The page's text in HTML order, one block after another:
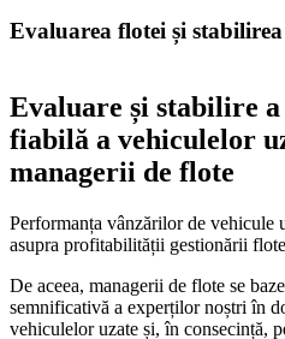
Evaluarea flotei și
Evaluare și stabilire
fiabilă a vehiculelor
managerii de flote
Performanța vânzărilor de vehicule
asupra profitabilității gestionării
De aceea, managerii de flote se
semnificativă a experților noștri în
vehiculelor uzate și, în consecință,